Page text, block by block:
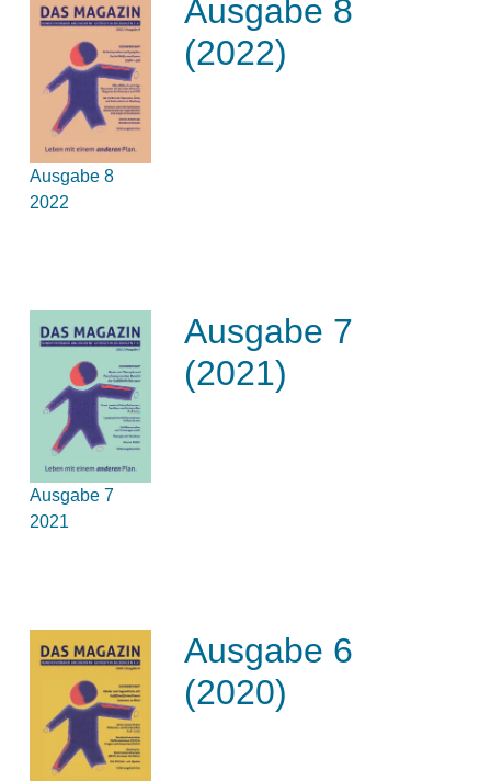
Ausgabe 8
2022
Ausgabe 8
(2022)
Ausgabe 7
2021
Ausgabe 7
(2021)
Ausgabe 6
(2020)